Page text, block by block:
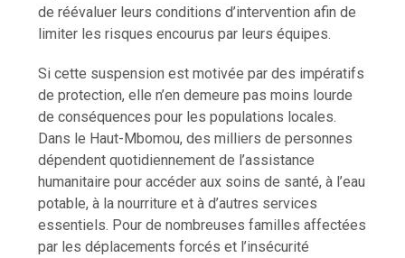
de réévaluer leurs conditions d’intervention afin de
limiter les risques encourus par leurs équipes.
Si cette suspension est motivée par des impératifs
de protection, elle n’en demeure pas moins lourde
de conséquences pour les populations locales.
Dans le Haut-Mbomou, des milliers de personnes
dépendent quotidiennement de l’assistance
humanitaire pour accéder aux soins de santé, à l’eau
potable, à la nourriture et à d’autres services
essentiels. Pour de nombreuses familles affectées
par les déplacements forcés et l’insécurité